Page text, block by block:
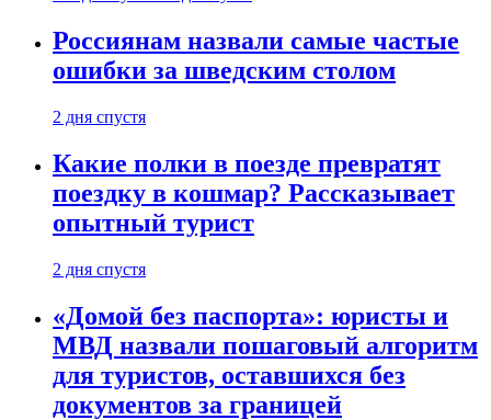
Россиянам назвали самые частые
ошибки за шведским столом
2 дня спустя
Какие полки в поезде превратят
поездку в кошмар? Рассказывает
опытный турист
2 дня спустя
«Домой без паспорта»: юристы и
МВД назвали пошаговый алгоритм
для туристов, оставшихся без
документов за границей